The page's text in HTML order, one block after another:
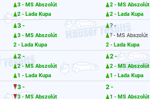
3 - MS Abszolút
2 - Lada Kupa
2 - MS Abszolút
2 - Lada Kupa
3 -
3 - MS Abszolút
2 - Lada Kupa
? -
? - MS Abszolút
2 - Lada Kupa
2 -
2 - MS Abszolút
1 - Lada Kupa
2 -
2 - MS Abszolút
1 - Lada Kupa
3 -
3 - MS Abszolút
2 -
1 - MS Abszolút